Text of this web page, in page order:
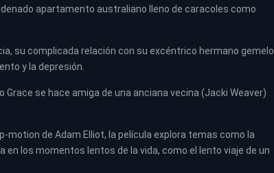
apartamento australiano lleno de caracoles como
su complicada relación con su excéntrico hermano gemelo
y la depresión.
Grace se hace amiga de una anciana vecina (Jacki Weaver)
de Adam Elliot, la película explora temas como la
en los momentos lentos de la vida, como el lento viaje de un